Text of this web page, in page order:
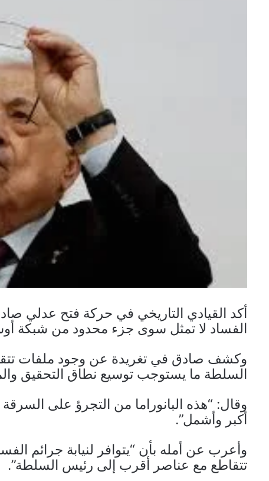
أكد القيادي التاريخي في حركة فتح عدلي
الفساد لا تمثل سوى جزء محدود من شبكة
وكشف صادق في تغريدة عن وجود ملفات
السلطة ما يستوجب توسيع نطاق التحقيق
وقال: “هذه البانوراما من التجرؤ على
أكبر وأشمل”.
وأعرب عن أمله بأن “يتوافر لنيابة جرائم
تتقاطع مع عناصر أقرب إلى رئيس السلطة”.